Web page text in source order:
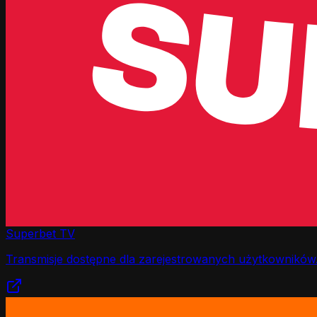
Superbet TV
Transmisje dostępne dla zarejestrowanych